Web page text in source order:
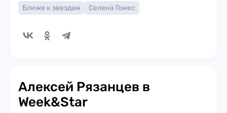
Ближе к звездам Селена Гомес
Алексей Рязанцев в
Week&Star